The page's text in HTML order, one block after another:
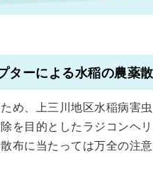
ターによる水稲の農薬
め、上三川地区水稲病害
を目的としたラジコンヘ
布に当たっては万全の注